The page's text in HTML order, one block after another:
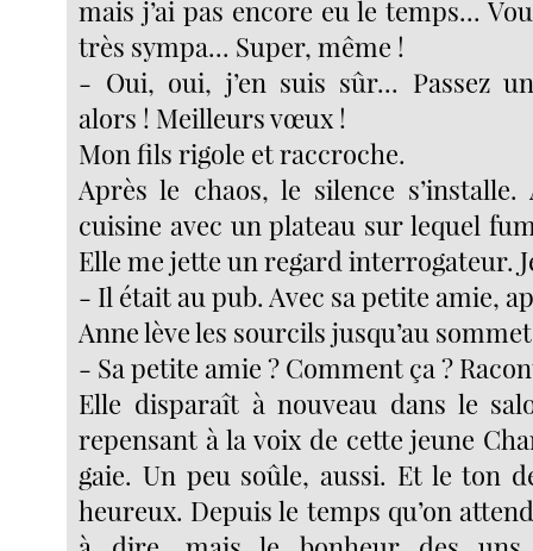
mais j’ai pas encore eu le temps...
très sympa... Super, même !
- Oui, oui, j’en suis sûr... Passez
alors ! Meilleurs vœux !
Mon fils rigole et raccroche.
Après le chaos, le silence
cuisine avec un plateau sur lequel
Elle me jette un regard interrogateur.
- Il était au pub. Avec sa petite amie,
Anne lève les sourcils jusqu’au
- Sa petite amie ? Comment ça ?
Elle disparaît à nouveau dans le
repensant à la voix de cette jeune
gaie. Un peu soûle, aussi. Et le ton
heureux. Depuis le temps qu’on